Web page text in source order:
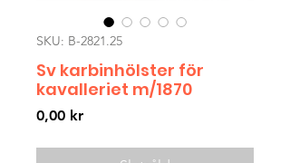
SKU: B-2821.25
Sv karbinhölster för
kavalleriet m/1870
0,00 krPris